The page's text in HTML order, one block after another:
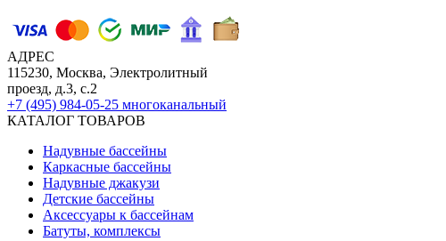
АДРЕС
115230, Москва, Электролитный
проезд, д.3, с.2
+7 (495) 984-05-25 многоканальный
КАТАЛОГ ТОВАРОВ
Надувные бассейны
Каркасные бассейны
Надувные джакузи
Детские бассейны
Аксессуары к бассейнам
Батуты, комплексы